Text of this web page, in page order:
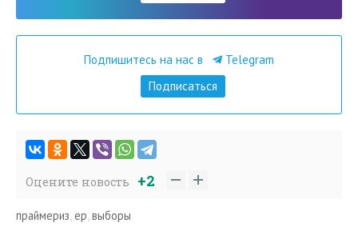
Подпишитесь на нас в
Telegram
Подписаться
Оцените новость +2
праймериз, ер,выборы